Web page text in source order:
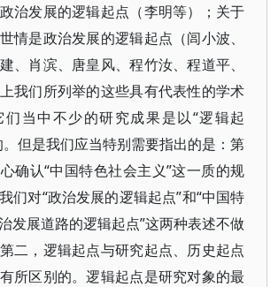
治发展的逻辑起点（李明等）；关于
情是政治发展的逻辑起点（闾小波、
、肖滨、唐皇风、程竹汝、程道平、
我们所列举的这些具有代表性的学术
当中不少的研究成果是以“逻辑起
。但是我们应当特别需要指出的是：第
确认“中国特色社会主义”这一质的规
们对“政治发展的逻辑起点”和“中国特
发展道路的逻辑起点”这两种表述不做
二，逻辑起点与研究起点、历史起点
所区别的。逻辑起点是研究对象的最